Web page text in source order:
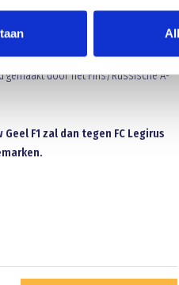
waren in het duels. Ondanks het
gemaakt door het Fins/Russische A-
F1 zal dan tegen FC Legirus